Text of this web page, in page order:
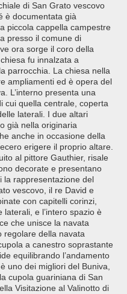
di San Grato vescovo
è documentata già
piccola cappella campestre
presso il comune di
ora sorge il coro della
fu innalzata a
parrocchia. La chiesa nella
ampliamenti ed è opera del
L’interno presenta una
cui quella centrale, coperta
laterali. I due altari
già nella originaria
anche in occasione della
erigere il proprio altare.
al pittore Gauthier, risale
decorate e presentano
la rappresentazione del
vescovo, il re David e
con capitelli corinzi,
e l’intero spazio è
che unisce la navata
regolare della navata
a canestro soprastante
equilibrando l’andamento
uno dei migliori del Buniva,
cupola guariniana di San
Visitazione al Valinotto di